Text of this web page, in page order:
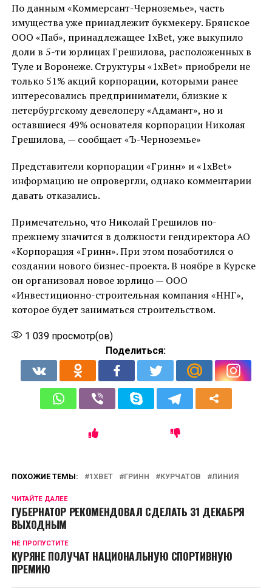
По данным «Коммерсант-Черноземье», часть
имущества уже принадлежит букмекеру. Брянское
ООО «Паб», принадлежащее 1xBet, уже выкупило
доли в 5-ти юрлицах Грешилова, расположенных в
Туле и Воронеже. Структуры «1xBet» приобрели не
только 51% акций корпорации, которыми ранее
интересовались предприниматели, близкие к
петербургскому девелоперу «Адамант», но и
оставшиеся 49% основателя корпорации Николая
Грешилова, — сообщает «Ъ-Черноземье»
Представители корпорации «Гринн» и «1xBet»
информацию не опровергли, однако комментарии
давать отказались.
Примечательно, что Николай Грешилов по-
прежнему значится в должности гендиректора АО
«Корпорация «Гринн». При этом позаботился о
создании нового бизнес-проекта. В ноябре в Курске
он организовал новое юрлицо — ООО
«Инвестиционно-строительная компания «ННГ»,
которое будет заниматься строительством.
1 039просмотр(ов)
Поделиться:
ПОХОЖИЕ ТЕМЫ: 1ХBET ГРИНН КУРЧАТОВ ЛИНИЯ
ЧИТАЙТЕ ДАЛЕЕ
​​ГУБЕРНАТОР РЕКОМЕНДОВАЛ СДЕЛАТЬ 31 ДЕКАБРЯ
ВЫХОДНЫМ
НЕ ПРОПУСТИТЕ
КУРЯНЕ ПОЛУЧАТ НАЦИОНАЛЬНУЮ СПОРТИВНУЮ
ПРЕМИЮ